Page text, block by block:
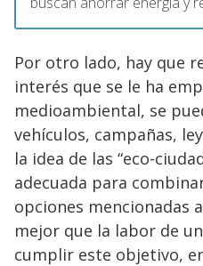
Por otro lado, hay que
interés que se le ha
medioambiental, se
vehículos, campañas,
la idea de las “eco-
adecuada para
opciones mencionadas
mejor que la labor de
cumplir este objetivo,